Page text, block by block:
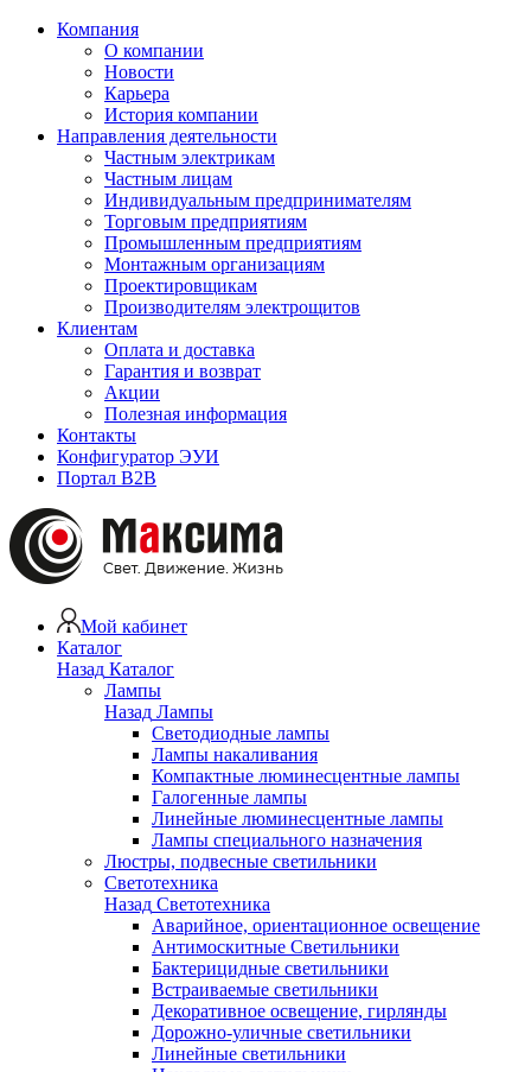
Компания
О компании
Новости
Карьера
История компании
Направления деятельности
Частным электрикам
Частным лицам
Индивидуальным предпринимателям
Торговым предприятиям
Промышленным предприятиям
Монтажным организациям
Проектировщикам
Производителям электрощитов
Клиентам
Оплата и доставка
Гарантия и возврат
Акции
Полезная информация
Контакты
Конфигуратор ЭУИ
Портал B2B
Мой кабинет
Каталог
Назад Каталог
Лампы
Назад Лампы
Светодиодные лампы
Лампы накаливания
Компактные люминесцентные лампы
Галогенные лампы
Линейные люминесцентные лампы
Лампы специального назначения
Люстры, подвесные светильники
Светотехника
Назад Светотехника
Аварийное, ориентационное освещение
Антимоскитные Светильники
Бактерицидные светильники
Встраиваемые светильники
Декоративное освещение, гирлянды
Дорожно-уличные светильники
Линейные светильники